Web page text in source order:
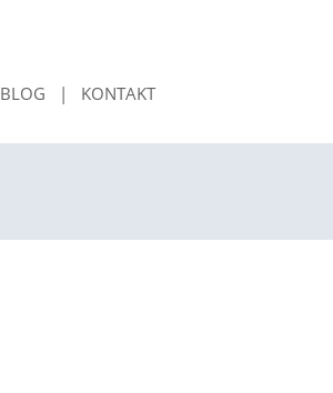
BLOG | KONTAKT